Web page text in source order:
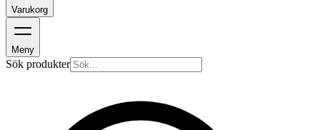
Varukorg
Meny
Sök produkter